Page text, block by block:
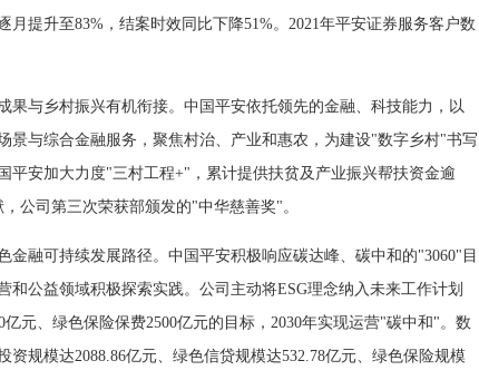
月提升至83%，结案时效同比下降51%。2021年平安证券服务客户数
与乡村振兴有机衔接。中国平安依托领先的金融、科技能力，以
景与综合金融服务，聚焦村治、产业和惠农，为建设"数字乡村"书写
平安加大力度"三村工程+"，累计提供扶贫及产业振兴帮扶资金逾
公司第三次荣获部颁发的"中华慈善奖"。
融可持续发展路径。中国平安积极响应碳达峰、碳中和的"3060"目
和公益领域积极探索实践。公司主动将ESG理念纳入未来工作计划
元、绿色保险保费2500亿元的目标，2030年实现运营"碳中和"。数
资规模达2088.86亿元、绿色信贷规模达532.78亿元、绿色保险规模